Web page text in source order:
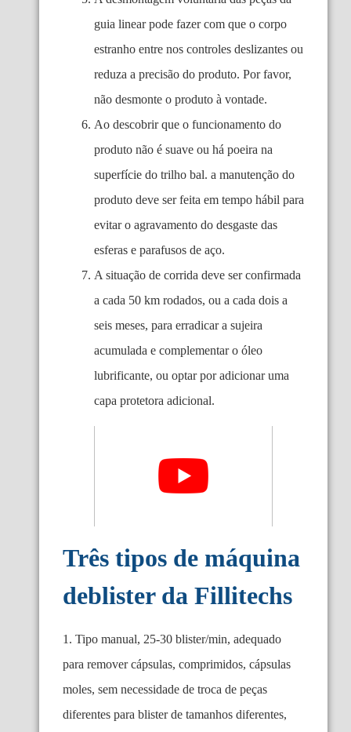
guia linear pode fazer com que o corpo
estranho entre nos controles deslizantes ou
reduza a precisão do produto. Por favor,
não desmonte o produto à vontade.
Ao descobrir que o funcionamento do
produto não é suave ou há poeira na
superfície do trilho bal. a manutenção do
produto deve ser feita em tempo hábil para
evitar o agravamento do desgaste das
esferas e parafusos de aço.
A situação de corrida deve ser confirmada
a cada 50 km rodados, ou a cada dois a
seis meses, para erradicar a sujeira
acumulada e complementar o óleo
lubrificante, ou optar por adicionar uma
capa protetora adicional.
Três tipos de máquina
deblister da Fillitechs
1. Tipo manual, 25-30 blister/min, adequado
para remover cápsulas, comprimidos, cápsulas
moles, sem necessidade de troca de peças
diferentes para blister de tamanhos diferentes,